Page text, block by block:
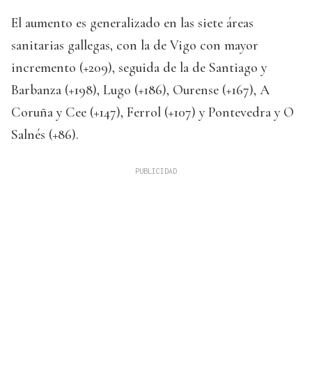
El aumento es generalizado en las siete áreas
sanitarias gallegas, con la de Vigo con mayor
incremento (+209), seguida de la de Santiago y
Barbanza (+198), Lugo (+186), Ourense (+167), A
Coruña y Cee (+147), Ferrol (+107) y Pontevedra y O
Salnés (+86).